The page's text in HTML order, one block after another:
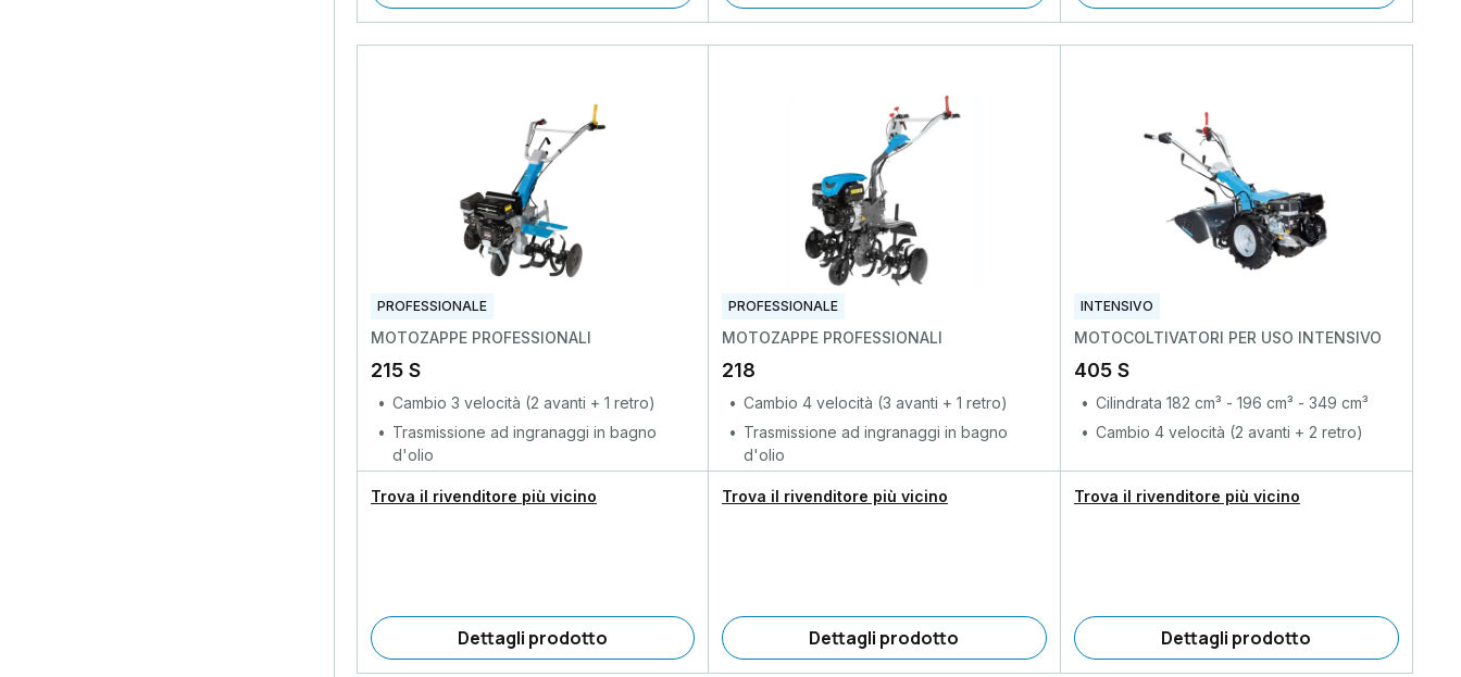
PROFESSIONALE
MOTOZAPPE PROFESSIONALI
215 S
Cambio 3 velocità (2 avanti + 1 retro)
Trasmissione ad ingranaggi in bagno
d'olio
Trova il rivenditore più vicino
Dettagli prodotto
PROFESSIONALE
MOTOZAPPE PROFESSIONALI
218
Cambio 4 velocità (3 avanti + 1 retro)
Trasmissione ad ingranaggi in bagno
d'olio
Trova il rivenditore più vicino
Dettagli prodotto
INTENSIVO
MOTOCOLTIVATORI PER USO INTENSIVO
405 S
Cilindrata 182 cm³ - 196 cm³ - 349 cm³
Cambio 4 velocità (2 avanti + 2 retro)
Trova il rivenditore più vicino
Dettagli prodotto